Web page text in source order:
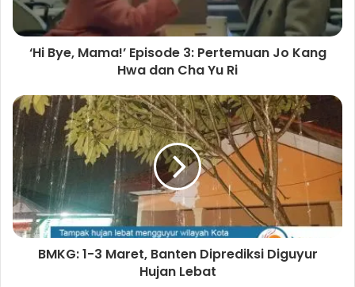
‘Hi Bye, Mama!’ Episode 3: Pertemuan Jo Kang
Hwa dan Cha Yu Ri
BMKG: 1-3 Maret, Banten Diprediksi Diguyur
Hujan Lebat